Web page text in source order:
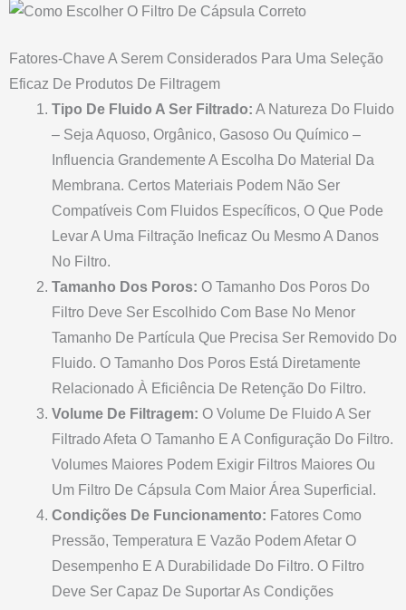
Fatores-Chave A Serem Considerados Para Uma Seleção
Eficaz De Produtos De Filtragem
Tipo De Fluido A Ser Filtrado: A Natureza Do Fluido
– Seja Aquoso, Orgânico, Gasoso Ou Químico –
Influencia Grandemente A Escolha Do Material Da
Membrana. Certos Materiais Podem Não Ser
Compatíveis Com Fluidos Específicos, O Que Pode
Levar A Uma Filtração Ineficaz Ou Mesmo A Danos
No Filtro.
Tamanho Dos Poros: O Tamanho Dos Poros Do
Filtro Deve Ser Escolhido Com Base No Menor
Tamanho De Partícula Que Precisa Ser Removido Do
Fluido. O Tamanho Dos Poros Está Diretamente
Relacionado À Eficiência De Retenção Do Filtro.
Volume De Filtragem: O Volume De Fluido A Ser
Filtrado Afeta O Tamanho E A Configuração Do Filtro.
Volumes Maiores Podem Exigir Filtros Maiores Ou
Um Filtro De Cápsula Com Maior Área Superficial.
Condições De Funcionamento: Fatores Como
Pressão, Temperatura E Vazão Podem Afetar O
Desempenho E A Durabilidade Do Filtro. O Filtro
Deve Ser Capaz De Suportar As Condições